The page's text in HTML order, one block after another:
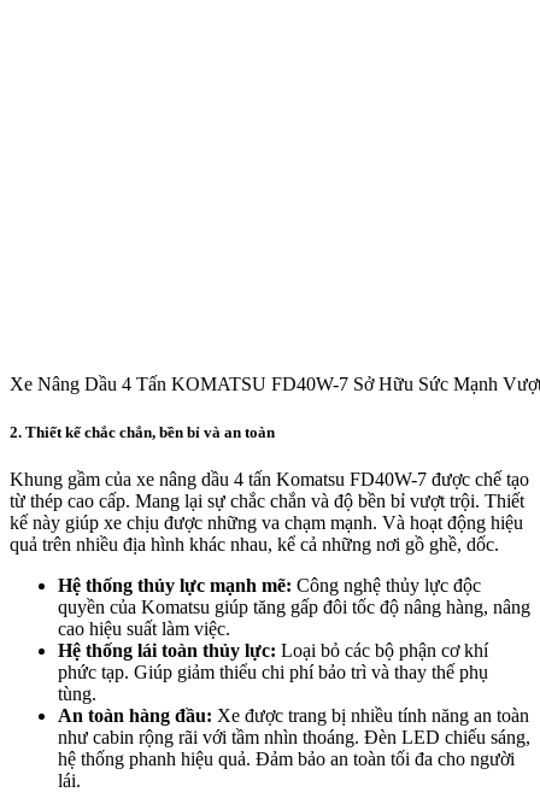
Xe Nâng Dầu 4 Tấn KOMATSU FD40W-7 Sở Hữu Sức Mạnh
2. Thiết kế chắc chắn, bền bỉ và an toàn
Khung gầm của xe nâng dầu 4 tấn Komatsu FD40W-7 được chế tạo
từ thép cao cấp. Mang lại sự chắc chắn và độ bền bỉ vượt trội. Thiết
kế này giúp xe chịu được những va chạm mạnh. Và hoạt động hiệu
quả trên nhiều địa hình khác nhau, kể cả những nơi gồ ghề, dốc.
Hệ thống thủy lực mạnh mẽ: Công nghệ thủy lực độc
quyền của Komatsu giúp tăng gấp đôi tốc độ nâng hàng, nâng
cao hiệu suất làm việc.
Hệ thống lái toàn thủy lực: Loại bỏ các bộ phận cơ khí
phức tạp. Giúp giảm thiểu chi phí bảo trì và thay thế phụ
tùng.
An toàn hàng đầu: Xe được trang bị nhiều tính năng an toàn
như cabin rộng rãi với tầm nhìn thoáng. Đèn LED chiếu sáng,
hệ thống phanh hiệu quả. Đảm bảo an toàn tối đa cho người
lái.